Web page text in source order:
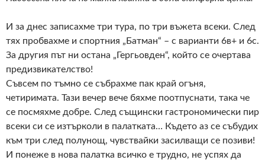
И за днес записахме три тура, по три въжета всеки. След
тях пробвахме и спортния „Батман“ – с варианти 6в+ и 6с.
За другия път ни остана „Гергьовден“, който се очертава
предизвикателство!
Съвсем по тъмно се събрахме пак край огъня,
четиримата. Тази вечер вече бяхме поотпуснати, така че
се посмяхме добре. След същински гастрономически пир
всеки си се изтърколи в палатката… Където аз се събудих
към три след полунощ, чувствайки засилващи се позиви!
И понеже в нова палатка всичко е трудно, не успях да